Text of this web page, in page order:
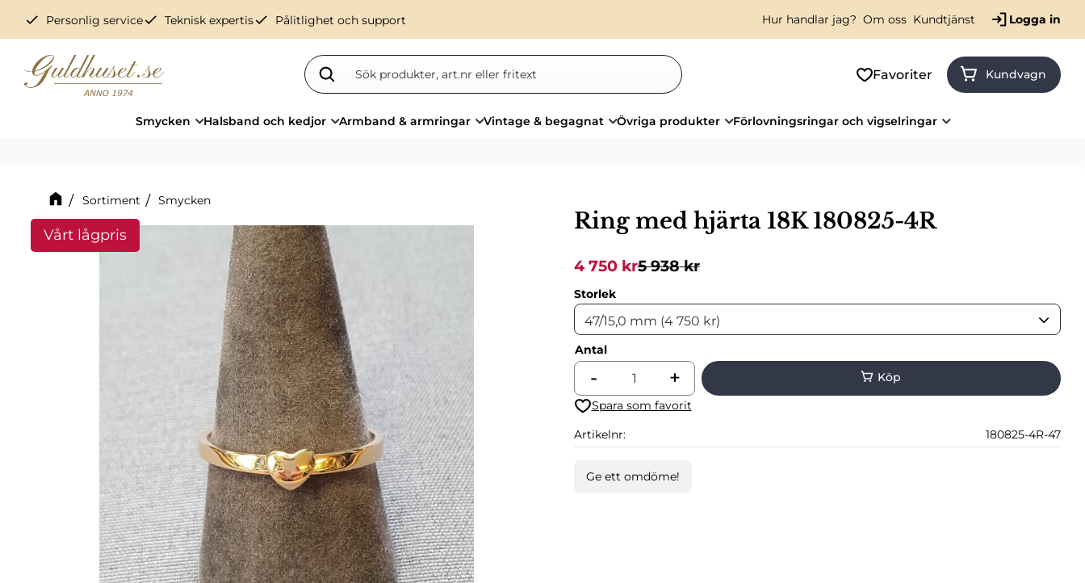
check Personlig servicecheck Teknisk expertischeck Pålitlighet och support Hur handlar jag? Om oss Kundtjänst Logga in
Favoriter Kundvagn
Smycken Halsband och kedjor Armband & armringar Vintage & begagnat Övriga produkter Förlovningsringar och vigselringar
Sortiment Smycken
Ring med hjärta 18K 180825-4R
Nedsatt pris:
4 750krOrdinarie pris:
5 938kr
Storlek
Antal
+
-
Lägg till i favoriter
Artikelnr 180825-4R-47
Ge ett omdöme!